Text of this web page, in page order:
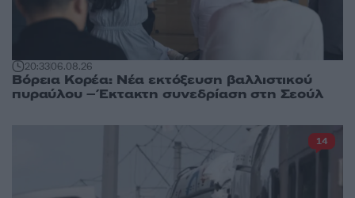
20:3306.08.26
Βόρεια Κορέα: Νέα εκτόξευση βαλλιστικού
πυραύλου – Έκτακτη συνεδρίαση στη Σεούλ
14